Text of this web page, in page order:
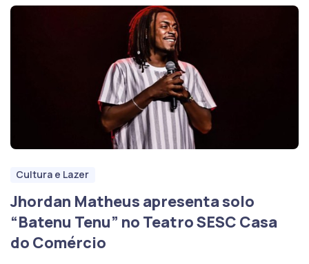
Cultura e Lazer
Jhordan Matheus apresenta solo
“Batenu Tenu” no Teatro SESC Casa
do Comércio